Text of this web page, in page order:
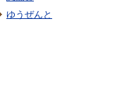
ゆうぜんと